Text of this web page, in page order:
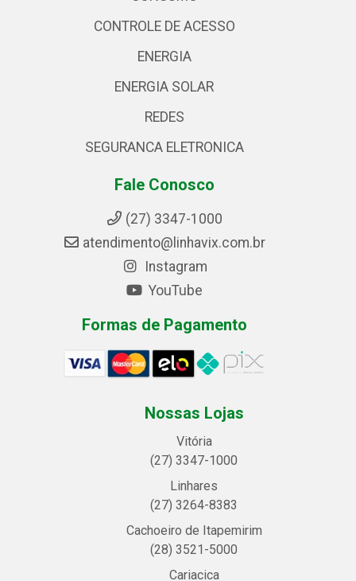
CONTROLE DE ACESSO
ENERGIA
ENERGIA SOLAR
REDES
SEGURANCA ELETRONICA
Fale Conosco
(27) 3347-1000
atendimento@linhavix.com.br
Instagram
YouTube
Formas de Pagamento
Nossas Lojas
Vitória
(27) 3347-1000
Linhares
(27) 3264-8383
Cachoeiro de Itapemirim
(28) 3521-5000
Cariacica